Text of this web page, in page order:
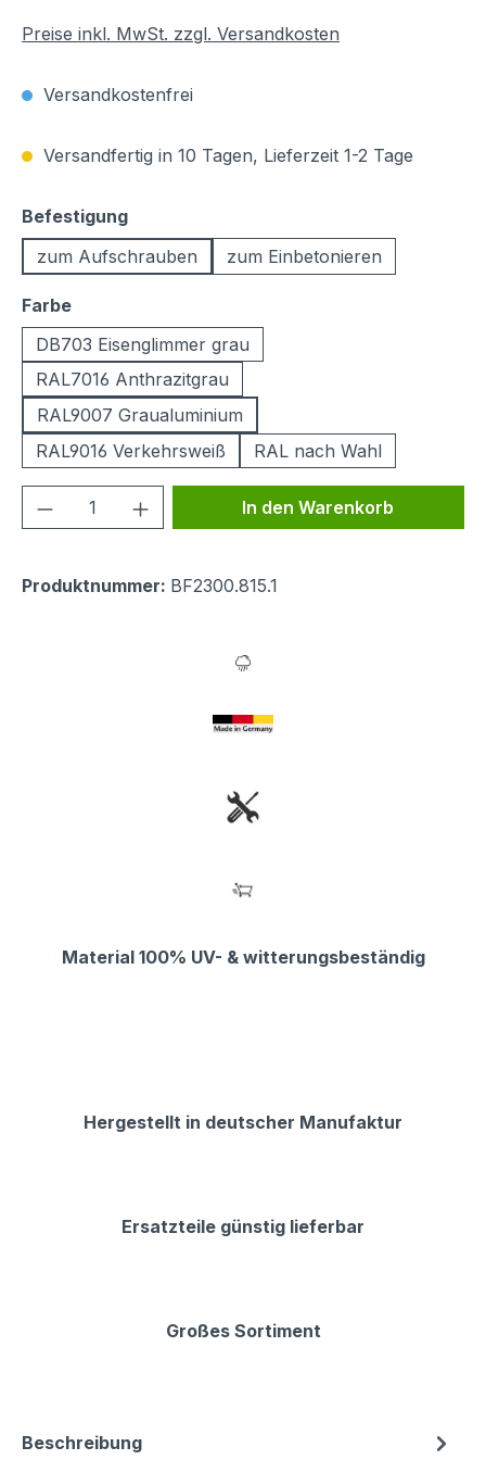
Preise inkl. MwSt. zzgl. Versandkosten
Versandkostenfrei
Versandfertig in 10 Tagen, Lieferzeit 1-2 Tage
Befestigungauswählen
zum Aufschrauben
zum Einbetonieren
Farbeauswählen
DB703 Eisenglimmer grau
RAL7016 Anthrazitgrau
RAL9007 Graualuminium
RAL9016 Verkehrsweiß
RAL nach Wahl
Produkt Anzahl: Gib denIn den Warenkorb
Produktnummer: BF2300.815.1
Material 100% UV- & witterungsbeständig
Hergestellt in deutscher Manufaktur
Ersatzteile günstig lieferbar
Großes Sortiment
Beschreibung